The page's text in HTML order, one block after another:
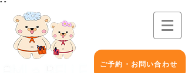
" "
ご予約・お問い合わせ